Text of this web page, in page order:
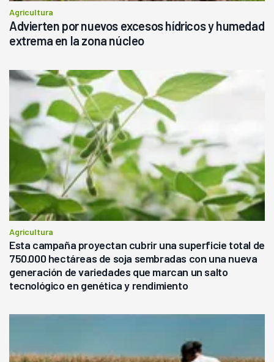
Agricultura
Advierten por nuevos excesos hídricos y humedad
extrema en la zona núcleo
Agricultura
Esta campaña proyectan cubrir una superficie total de
750.000 hectáreas de soja sembradas con una nueva
generación de variedades que marcan un salto
tecnológico en genética y rendimiento